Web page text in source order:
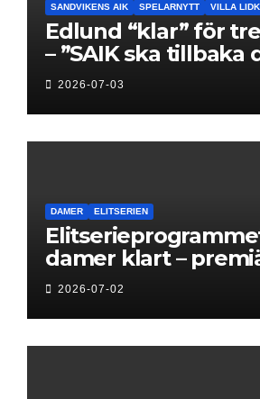
SANDVIKENS AIK SPELARNYTT VILLA
Edlund “klar” för
– ”SAIK ska tillbaka
klubben hör
2026-07-03
DAMER ELITSERIEN
damer klart –
Next Level
2026-07-02